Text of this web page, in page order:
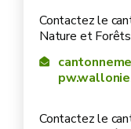
Contactez le
Nature et
Contactez le